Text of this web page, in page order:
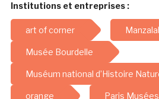
Institutions et entreprises :
art of corner
Musée Bourdelle
Muséum national d’Histoire
orange Paris Musées